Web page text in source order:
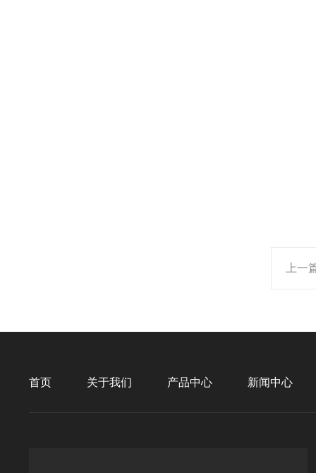
上一
首页 关于我们 产品中心 新闻中心